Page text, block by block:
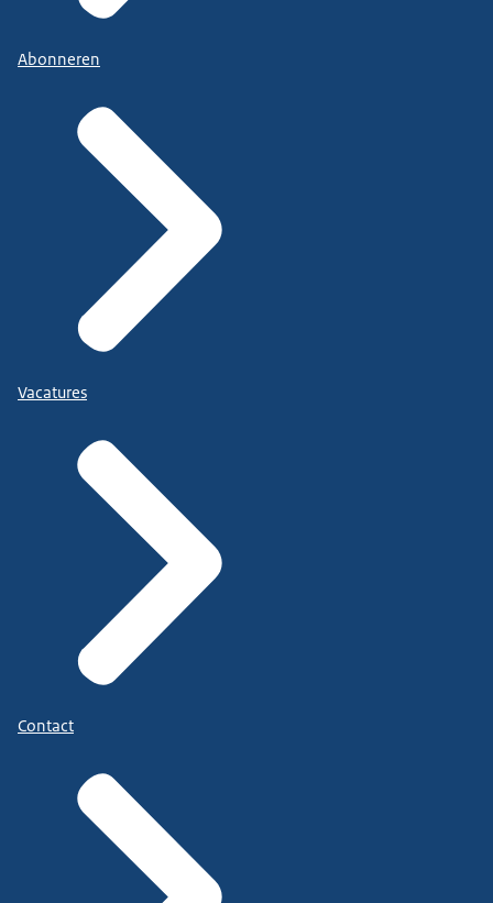
Abonneren
Vacatures
Contact